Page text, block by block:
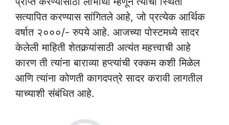
सत्यापित करण्यास सांगितले आहे, जो प्रत्येक आर्थिक
वर्षात २०००/- रुपये आहे. आजच्या पोस्टमध्ये सादर
केलेली माहिती शेतकर्‍यांसाठी अत्यंत महत्त्वाची आहे
कारण ती त्यांना बाराव्या हप्त्यांची रक्कम कशी मिळेल
आणि त्यांना कोणती कागदपत्रे सादर करावी लागतील
याच्याशी संबंधित आहे.